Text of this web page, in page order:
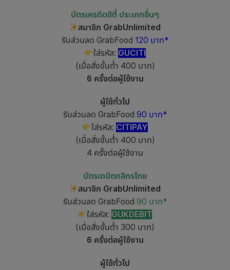
บัตรเครดิตซิตี้ ประเภทอื่นๆ
สมาชิก GrabUnlimited
รับส่วนลด GrabFood 120 บาท*
ใส่รหัส: GUCITI
(เมื่อสั่งขั้นต่ำ 400 บาท)
6 ครั้งต่อผู้ใช้งาน
ผู้ใช้ทั่วไป
รับส่วนลด GrabFood 90 บาท*
ใส่รหัส: CITIPAY
(เมื่อสั่งขั้นต่ำ 400 บาท)
4 ครั้งต่อผู้ใช้งาน
บัตรเดบิตกสิกรไทย
สมาชิก GrabUnlimited
รับส่วนลด GrabFood 90 บาท*
ใส่รหัส: GUKDEBIT
(เมื่อสั่งขั้นต่ำ 300 บาท)
6 ครั้งต่อผู้ใช้งาน
ผู้ใช้ทั่วไป